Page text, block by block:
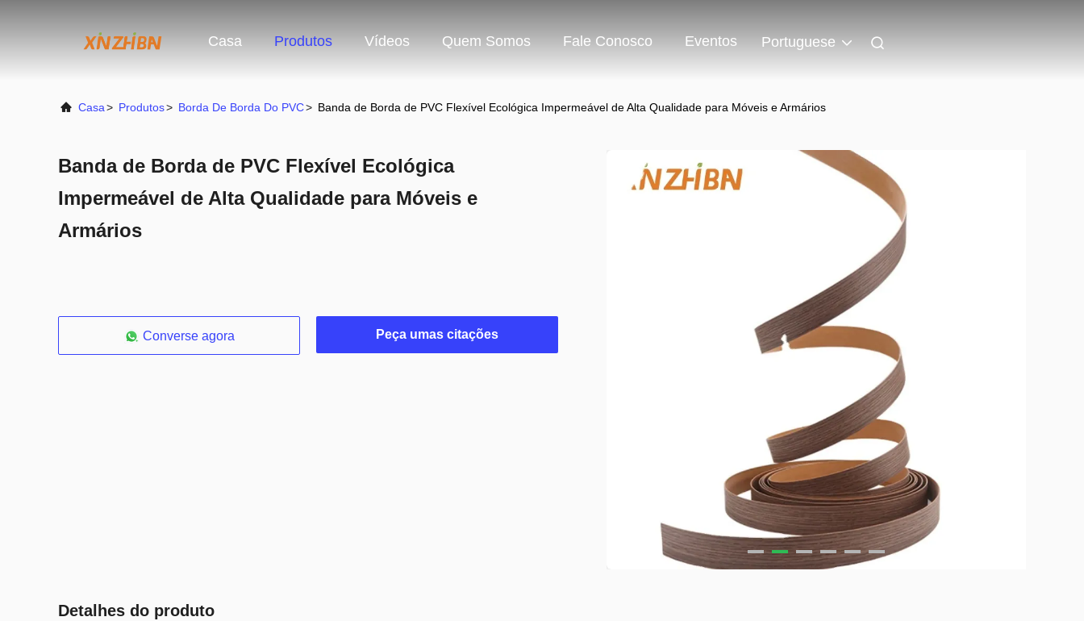
Casa Produtos Vídeos Quem Somos Fale Conosco Eventos Portuguese
Casa> Produtos> Borda De Borda Do PVC> Banda de Borda de PVC Flexível Ecológica Impermeável de Alta Qualidade para Móveis e Armários
Banda de Borda de PVC Flexível Ecológica
Impermeável de Alta Qualidade para Móveis e
Armários
Converse agora Peça umas citações
Detalhes do produto